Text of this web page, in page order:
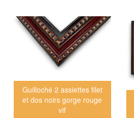
Guilloché 2 assiettes filet
et dos noirs gorge rouge
vif